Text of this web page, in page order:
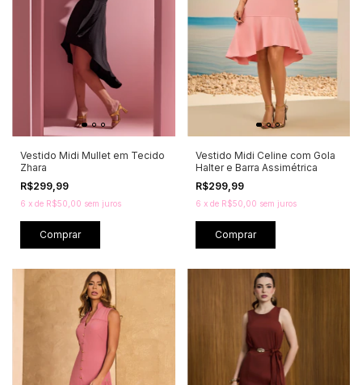
Vestido Midi Mullet em Tecido
Zhara
R$299,99
6 x de R$50,00 sem juros
Comprar
Vestido Midi Celine com Gola
Halter e Barra Assimétrica
R$299,99
6 x de R$50,00 sem juros
Comprar